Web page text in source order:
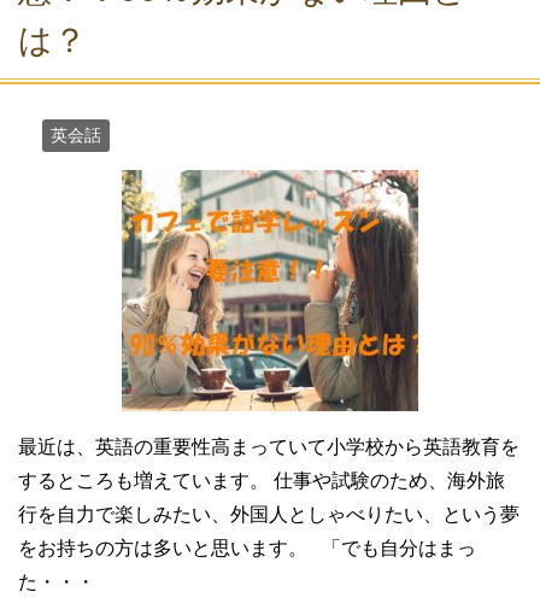
は？
英会話
最近は、英語の重要性高まっていて小学校から英語教育を
するところも増えています。 仕事や試験のため、海外旅
行を自力で楽しみたい、外国人としゃべりたい、という夢
をお持ちの方は多いと思います。 「でも自分はまっ
た・・・